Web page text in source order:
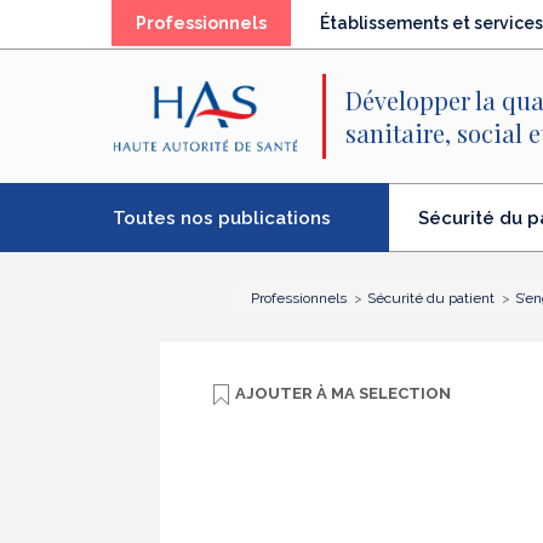
Professionnels(élémentÉtablissements et services
Développer la
sanitaire, social
Toutes nos publications Sécurité du
(élément
séléctionné)
Professionnels Sécurité du patient
AJOUTER À MA SELECTION